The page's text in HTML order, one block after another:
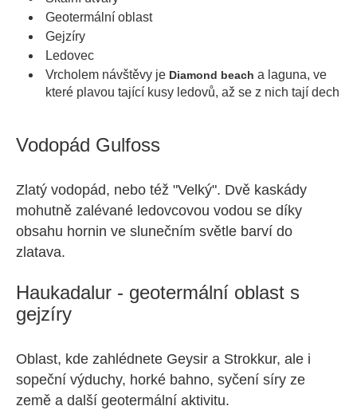
Geotermální oblast
Gejzíry
Ledovec
Vrcholem návštěvy je Diamond beach a laguna, ve
které plavou tající kusy ledovů, až se z nich tají dech
Vodopád Gulfoss
Zlatý vodopád, nebo též "Velký". Dvě kaskády
mohutně zalévané ledovcovou vodou se díky
obsahu hornin ve slunečním světle barví do
zlatava.
Haukadalur - geotermální oblast s
gejzíry
Oblast, kde zahlédnete Geysir a Strokkur, ale i
sopeční výduchy, horké bahno, syčení síry ze
země a další geotermální aktivitu.